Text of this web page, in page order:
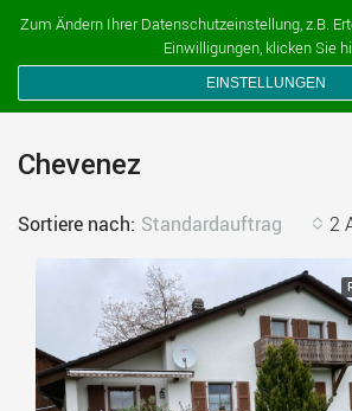
Ferien auf dem Bauernhof
Chevenez
2
Sortiere nach: Standardauftrag
Zum Ändern Ihrer Datenschutzeinstellung, z.B.
Einwilligungen, klicken Sie
EINSTELLUNGEN